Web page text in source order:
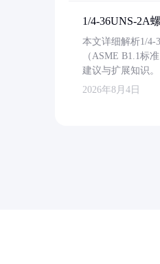
1/4-36UNS-2A
本文详细解析1/4-
（ASME B1.1标
建议与扩展知识。
2026年8月4日